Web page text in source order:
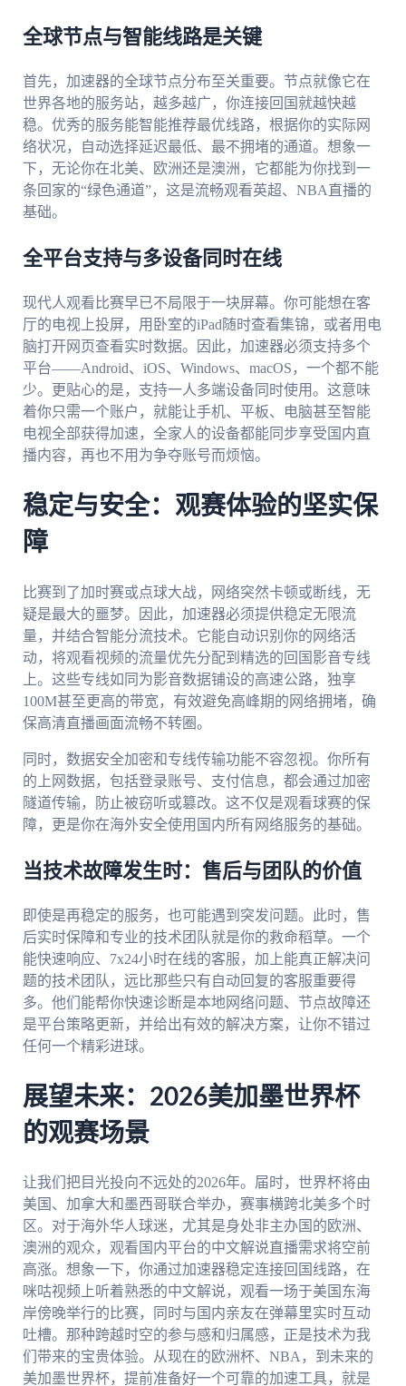
全球节点与智能线路是关键
首先，加速器的全球节点分布至关重要。节点就像它在
世界各地的服务站，越多越广，你连接回国就越快越
稳。优秀的服务能智能推荐最优线路，根据你的实际网
络状况，自动选择延迟最低、最不拥堵的通道。想象一
下，无论你在北美、欧洲还是澳洲，它都能为你找到一
条回家的“绿色通道”，这是流畅观看英超、NBA直播的
基础。
全平台支持与多设备同时在线
现代人观看比赛早已不局限于一块屏幕。你可能想在客
厅的电视上投屏，用卧室的iPad随时查看集锦，或者用电
脑打开网页查看实时数据。因此，加速器必须支持多个
平台——Android、iOS、Windows、macOS，一个都不能
少。更贴心的是，支持一人多端设备同时使用。这意味
着你只需一个账户，就能让手机、平板、电脑甚至智能
电视全部获得加速，全家人的设备都能同步享受国内直
播内容，再也不用为争夺账号而烦恼。
稳定与安全：观赛体验的坚实保
障
比赛到了加时赛或点球大战，网络突然卡顿或断线，无
疑是最大的噩梦。因此，加速器必须提供稳定无限流
量，并结合智能分流技术。它能自动识别你的网络活
动，将观看视频的流量优先分配到精选的回国影音专线
上。这些专线如同为影音数据铺设的高速公路，独享
100M甚至更高的带宽，有效避免高峰期的网络拥堵，确
保高清直播画面流畅不转圈。
同时，数据安全加密和专线传输功能不容忽视。你所有
的上网数据，包括登录账号、支付信息，都会通过加密
隧道传输，防止被窃听或篡改。这不仅是观看球赛的保
障，更是你在海外安全使用国内所有网络服务的基础。
当技术故障发生时：售后与团队的价值
即使是再稳定的服务，也可能遇到突发问题。此时，售
后实时保障和专业的技术团队就是你的救命稻草。一个
能快速响应、7x24小时在线的客服，加上能真正解决问
题的技术团队，远比那些只有自动回复的客服重要得
多。他们能帮你快速诊断是本地网络问题、节点故障还
是平台策略更新，并给出有效的解决方案，让你不错过
任何一个精彩进球。
展望未来：2026美加墨世界杯
的观赛场景
让我们把目光投向不远处的2026年。届时，世界杯将由
美国、加拿大和墨西哥联合举办，赛事横跨北美多个时
区。对于海外华人球迷，尤其是身处非主办国的欧洲、
澳洲的观众，观看国内平台的中文解说直播需求将空前
高涨。想象一下，你通过加速器稳定连接回国线路，在
咪咕视频上听着熟悉的中文解说，观看一场于美国东海
岸傍晚举行的比赛，同时与国内亲友在弹幕里实时互动
吐槽。那种跨越时空的参与感和归属感，正是技术为我
们带来的宝贵体验。从现在的欧洲杯、NBA，到未来的
美加墨世界杯，提前准备好一个可靠的加速工具，就是